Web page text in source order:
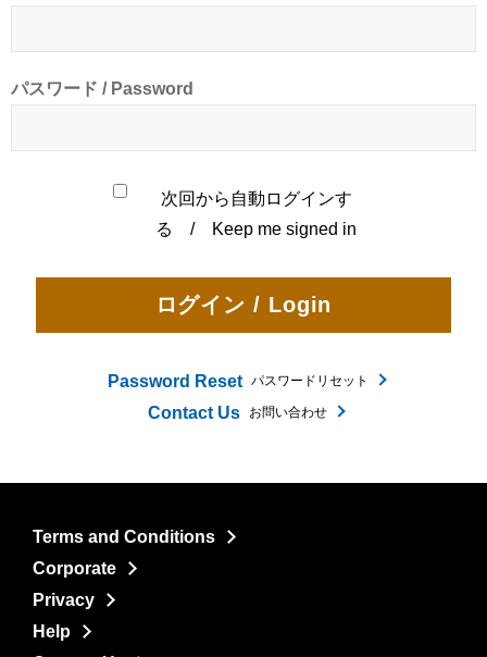
パスワード / Password
次回から自動ログインす
る / Keep me signed in
Password Reset パスワードリセット
Contact Us お問い合わせ
Terms and Conditions
Corporate
Privacy
Help